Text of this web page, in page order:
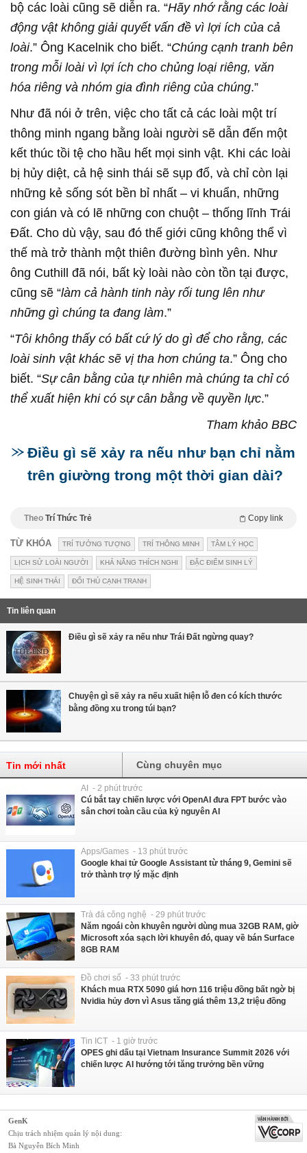
bộ các loài cũng sẽ diễn ra. “Hãy nhớ rằng các loài
động vật không giải quyết vấn đề vì lợi ích của cả
loài.” Ông Kacelnik cho biết. “Chúng cạnh tranh bên
trong mỗi loài vì lợi ích cho chủng loại riêng, văn
hóa riêng và nhóm gia đình riêng của chúng.”
Như đã nói ở trên, việc cho tất cả các loài một trí
thông minh ngang bằng loài người sẽ dẫn đến một
kết thúc tồi tệ cho hầu hết mọi sinh vật. Khi các loài
bị hủy diệt, cả hệ sinh thái sẽ sụp đổ, và chỉ còn lại
những kẻ sống sót bền bỉ nhất – vi khuẩn, những
con gián và có lẽ những con chuột – thống lĩnh Trái
Đất. Cho dù vậy, sau đó thế giới cũng không thể vì
thế mà trở thành một thiên đường bình yên. Như
ông Cuthill đã nói, bất kỳ loài nào còn tồn tại được,
cũng sẽ “làm cả hành tinh này rối tung lên như
những gì chúng ta đang làm.”
“Tôi không thấy có bất cứ lý do gì để cho rằng, các
loài sinh vật khác sẽ vị tha hơn chúng ta.” Ông cho
biết. “Sự cân bằng của tự nhiên mà chúng ta chỉ có
thể xuất hiện khi có sự cân bằng về quyền lực.”
Tham khảo BBC
Điều gì sẽ xảy ra nếu như bạn chỉ nằm
trên giường trong một thời gian dài?
Theo Trí Thức Trẻ Copy link
TỪ KHÓA TRÍ TƯỞNG TƯỢNG TRÍ THÔNG MINH TÂM LÝ HỌC
LỊCH SỬ LOÀI NGƯỜI KHẢ NĂNG THÍCH NGHI ĐẶC ĐIỂM SINH LÝ
HỆ SINH THÁI ĐỐI THỦ CẠNH TRANH
Tin liên quan
Điều gì sẽ xảy ra nếu như Trái Đất ngừng quay?
Chuyện gì sẽ xảy ra nếu xuất hiện lỗ đen có kích thước
bằng đồng xu trong túi bạn?
Tin mới nhất Cùng chuyên mục
AI - 2 phút trước
Cú bắt tay chiến lược với OpenAI đưa FPT bước vào
sân chơi toàn cầu của kỷ nguyên AI
Apps/Games - 13 phút trước
Google khai tử Google Assistant từ tháng 9, Gemini sẽ
trở thành trợ lý mặc định
Trà đá công nghệ - 29 phút trước
Năm ngoái còn khuyên người dùng mua 32GB RAM, giờ
Microsoft xóa sạch lời khuyên đó, quay về bán Surface
8GB RAM
Đồ chơi số - 33 phút trước
Khách mua RTX 5090 giá hơn 116 triệu đồng bất ngờ bị
Nvidia hủy đơn vì Asus tăng giá thêm 13,2 triệu đồng
Tin ICT - 1 giờ trước
OPES ghi dấu tại Vietnam Insurance Summit 2026 với
chiến lược AI hướng tới tăng trưởng bền vững
GenK
Chịu trách nhiệm quản lý nội dung:
Bà Nguyễn Bích Minh